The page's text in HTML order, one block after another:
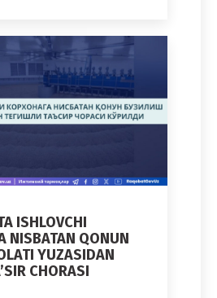
ISHLOVCHI
NISBATAN QONUN
YUZASIDAN
CHORASI